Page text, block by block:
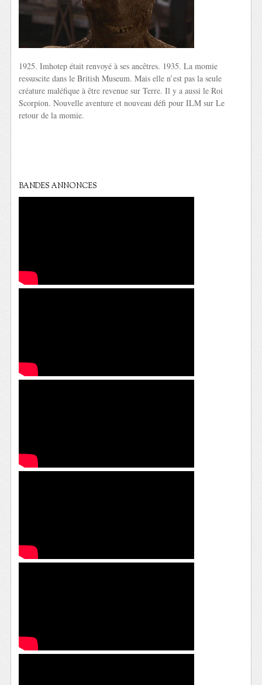
1925. Imhotep était renvoyé à ses ancêtres. 1935. La momie
ressuscite dans le British Museum. Mais elle n’est pas la seule
créature maléfique à être revenue sur Terre. Il y a aussi le Roi
Scorpion. Nouvelle aventure et nouveau défi pour ILM sur Le
retour de la momie.
BANDES ANNONCES